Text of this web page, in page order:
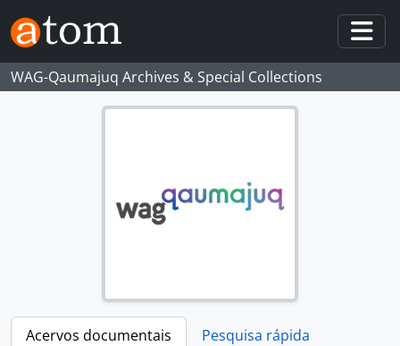
Skip to main content
WAG-Qaumajuq Archives & Special Collections
Acervos documentais
Pesquisa rápida